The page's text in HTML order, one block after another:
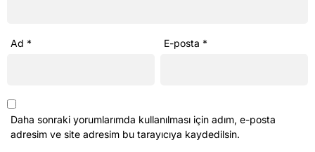
Ad * E-posta *
Daha sonraki yorumlarımda kullanılması için adım, e-posta
adresim ve site adresim bu tarayıcıya kaydedilsin.